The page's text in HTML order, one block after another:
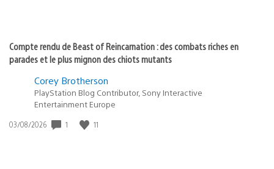
Compte rendu de Beast of Reincarnation : des combats riches en
parades et le plus mignon des chiots mutants
Corey Brotherson
PlayStation Blog Contributor, Sony Interactive
Entertainment Europe
Date
03/08/2026 1 11